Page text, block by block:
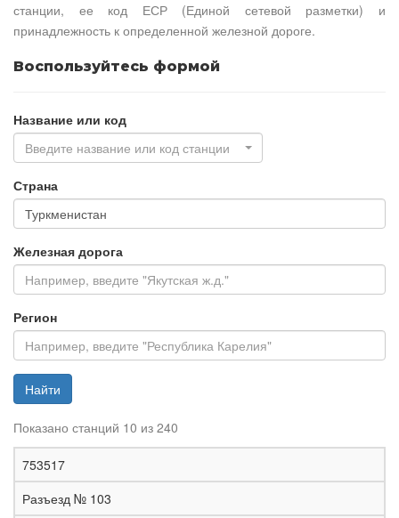
станции, ее код ЕСР (Единой сетевой разметки) и
принадлежность к определенной железной дороге.
Воспользуйтесь формой
Название или код
Введите название или код станции
Страна
Железная дорога
Регион
Найти
Показано станций 10 из 240
е
л
753517
Разъезд № 103